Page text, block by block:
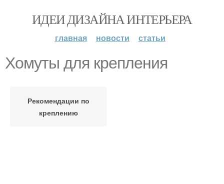
ИДЕИ ДИЗАЙНА ИНТЕРЬЕРА
главная новости статьи
Хомуты для крепления
Рекомендации по
креплению